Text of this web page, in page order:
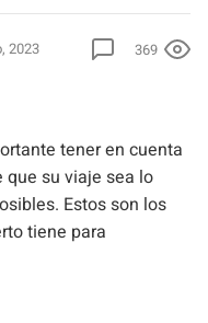
2023 369
tener en cuenta
que su viaje sea lo
Estos son los
tiene para